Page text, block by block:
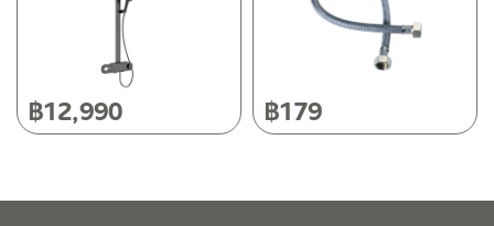
Operating Time
Monday – Friday 8:30-17:30 hrs.
Saturday 8:30-15:00 hrs.
Closed on Sunday and Special / Public Holidays
฿12,990 ฿179